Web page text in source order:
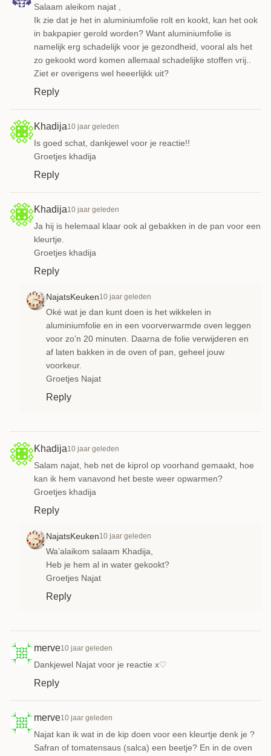
Salaam aleikom najat ,
Ik zie dat je het in aluminiumfolie rolt en kookt, kan het ook
in bakpapier gerold worden? Want aluminiumfolie is
namelijk erg schadelijk voor je gezondheid, vooral als het
zo gekookt word komen allemaal schadelijke stoffen vrij..
Ziet er overigens wel heeerlijkk uit?
Reply
Khadija10 jaar geleden
Is goed schat, dankjewel voor je reactie!!
Groetjes khadija
Reply
Khadija10 jaar geleden
Ja hij is helemaal klaar ook al gebakken in de pan voor een
kleurtje.
Groetjes khadija
Reply
NajatsKeuken10 jaar geleden
Oké wat je dan kunt doen is het wikkelen in
aluminiumfolie en in een voorverwarmde oven leggen
voor zo’n 20 minuten. Daarna de folie verwijderen en
af laten bakken in de oven of pan, geheel jouw
voorkeur.
Groetjes Najat
Reply
Khadija10 jaar geleden
Salam najat, heb net de kiprol op voorhand gemaakt, hoe
kan ik hem vanavond het beste weer opwarmen?
Groetjes khadija
Reply
NajatsKeuken10 jaar geleden
Wa’alaikom salaam Khadija,
Heb je hem al in water gekookt?
Groetjes Najat
Reply
merve10 jaar geleden
Dankjewel Najat voor je reactie x♡
Reply
merve10 jaar geleden
Najat kan ik wat in de kip doen voor een kleurtje denk je ?
Safran of tomatensaus (salca) een beetje? En in de oven